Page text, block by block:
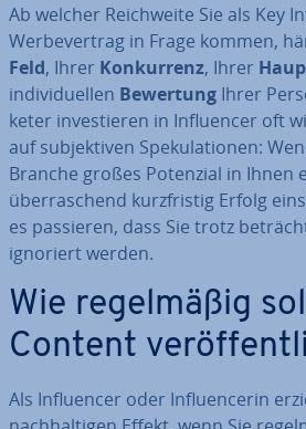
Ab welcher Reich­wei­te Sie als Key
Wer­be­ver­trag in Frage kommen,
Feld, Ihrer Kon­kur­renz, Ihrer
in­di­vi­du­el­len Bewertung Ihrer
keter in­ves­tie­ren in In­fluen­cer oft
auf sub­jek­ti­ven Spe­ku­la­tio­nen:
Branche großes Potenzial in Ihnen
über­ra­schend kurz­fris­tig Erfolg
es passieren, dass Sie trotz
ignoriert werden.
Wie re­gel­mä­ßig
Content
Als In­fluen­cer oder In­fluen­ce­rin